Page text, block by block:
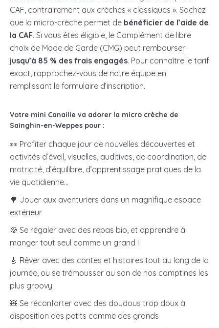
CAF, contrairement aux crèches « classiques ». Sachez
que la micro-crèche permet de bénéficier de l’aide de
la CAF. Si vous êtes éligible, le Complément de libre
choix de Mode de Garde (CMG) peut rembourser
jusqu’à 85 % des frais engagés. Pour connaître le tarif
exact, rapprochez-vous de notre équipe en
remplissant le formulaire d’inscription.
Votre mini Canaille va adorer la micro crèche de
Sainghin-en-Weppes pour :
👀 Profiter chaque jour de nouvelles découvertes et
activités d’éveil, visuelles, auditives, de coordination, de
motricité, d’équilibre, d’apprentissage pratiques de la
vie quotidienne…
🌳 Jouer aux aventuriers dans un magnifique espace
extérieur
🍪 Se régaler avec des repas bio, et apprendre à
manger tout seul comme un grand !
🎸 Rêver avec des contes et histoires tout au long de la
journée, ou se trémousser au son de nos comptines les
plus groovy
🧸 Se réconforter avec des doudous trop doux à
disposition des petits comme des grands